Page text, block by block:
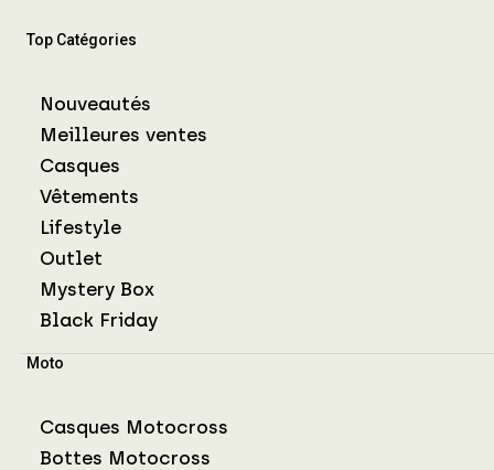
Top Catégories
Nouveautés
Meilleures ventes
Casques
Vêtements
Lifestyle
Outlet
Mystery Box
Black Friday
Moto
Casques Motocross
Bottes Motocross